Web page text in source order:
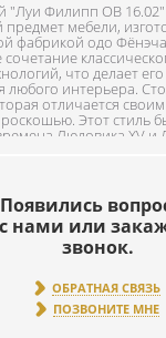
"Луи Филипп ОВ 16.02"
мебели,
фабрикой одо
что делает
любого интерьера.
отличается
Этот стиль
Людовика XV и
направляющие
шик данной мебели.
втирания
красителя
а именно Белый
Хотим обратить
может
Появились
нами или
звонок.
ОБРАТНАЯ СВЯЗЬ
ПОЗВОНИТЕ МНЕ